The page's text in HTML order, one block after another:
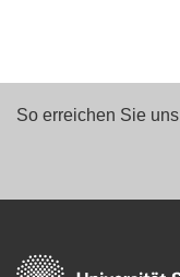
So erreichen Sie uns